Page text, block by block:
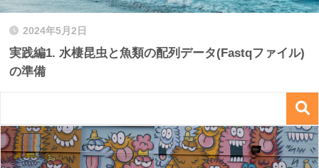
2024年5月2日
実践編1. 水棲昆虫と魚類の配列データ(Fastqファイル)
の準備